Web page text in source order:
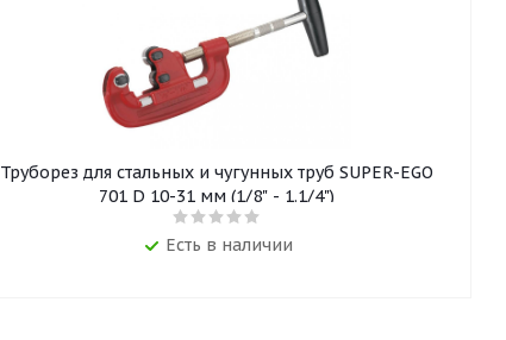
Труборез для стальных и чугунных труб SUPER-EGO
701 D 10-31 мм (1/8" - 1.1/4")
Есть в наличии